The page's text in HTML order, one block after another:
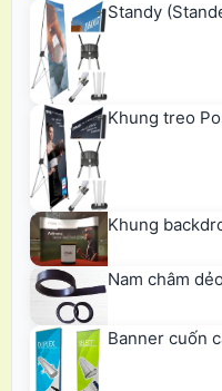
Standy
Khung treo
Khung
Nam châm
Banner cuốn